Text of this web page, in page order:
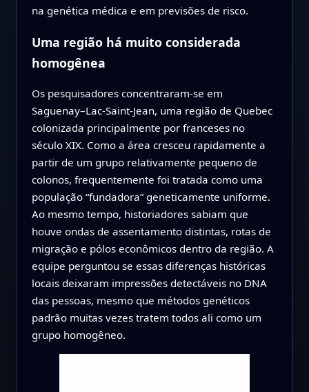
na genética médica e em previsões de risco.
Uma região há muito considerada
homogênea
Os pesquisadores concentraram-se em
Saguenay–Lac-Saint-Jean, uma região de Quebec
colonizada principalmente por franceses no
século XIX. Como a área cresceu rapidamente a
partir de um grupo relativamente pequeno de
colonos, frequentemente foi tratada como uma
população “fundadora” geneticamente uniforme.
Ao mesmo tempo, historiadores sabiam que
houve ondas de assentamento distintas, rotas de
migração e pólos econômicos dentro da região. A
equipe perguntou se essas diferenças históricas
locais deixaram impressões detectáveis no DNA
das pessoas, mesmo que métodos genéticos
padrão muitas vezes tratem todos ali como um
grupo homogêneo.